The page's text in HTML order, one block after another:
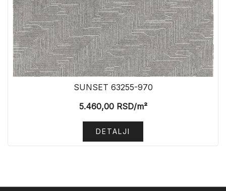
SUNSET 63255-970
5.460,00RSD/m²
DETALJI